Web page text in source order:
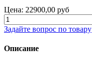
Цена: 22900,00 руб
Задайте вопрос по товару
Описание